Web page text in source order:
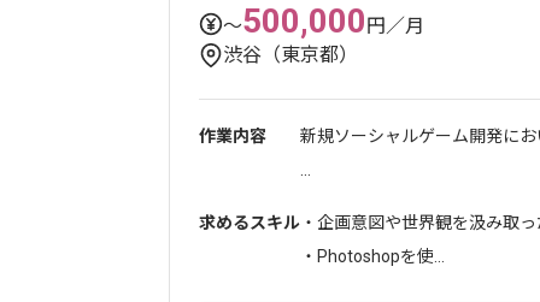
〜500,000円／月
渋谷（東京都）
作業内容
新規ソーシャルゲーム開発に
求めるスキル ・企画意図や世界観を汲み取
・Photoshopを使...